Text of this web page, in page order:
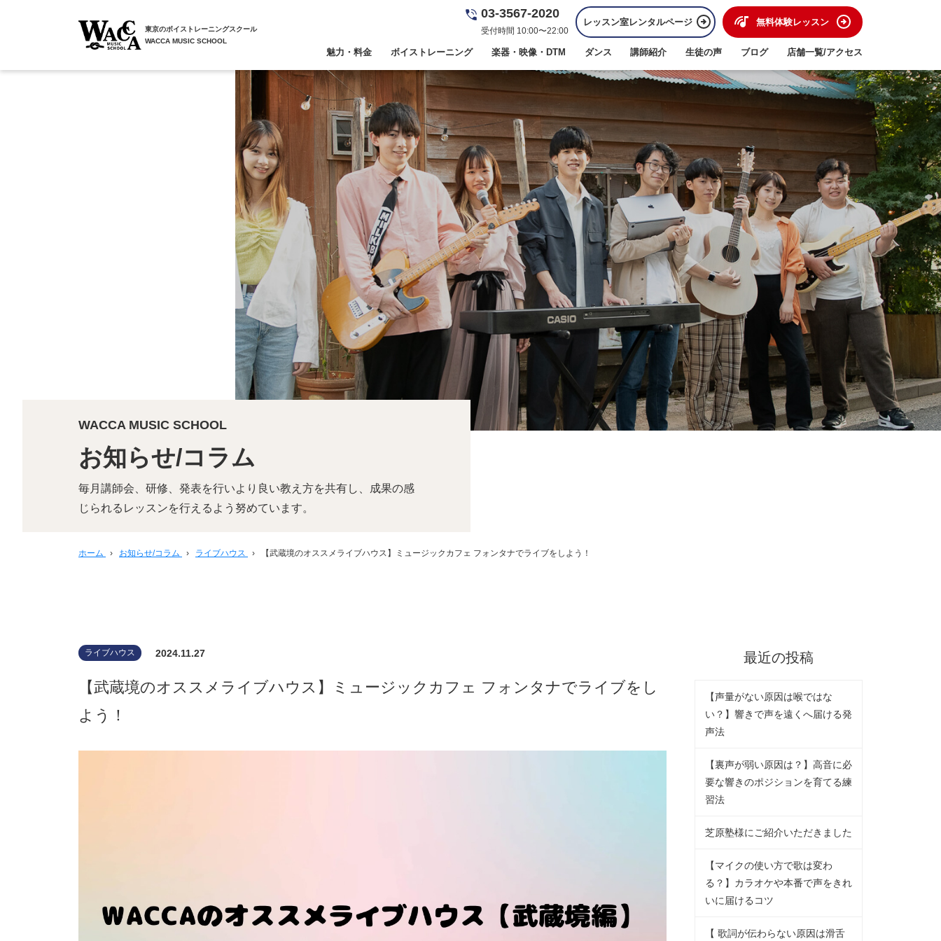
東京のボイストレーニングスクール
WACCA MUSIC SCHOOL
03-3567-2020
受付時間 10:00〜22:00
レッスン室レンタルページ 無料体験レッスン
魅力・料金 ボイストレーニング 楽器・映像・DTM ダンス 講師紹介 生徒の声 ブログ 店舗一覧/アクセス
WACCA MUSIC SCHOOL
お知らせ/コラム
毎月講師会、研修、発表を行いより良い教え方を共有し、成果の感
じられるレッスンを行えるよう努めています。
ホーム › お知らせ/コラム › ライブハウス › 【武蔵境のオススメライブハウス】ミュージックカフェ フォンタナでライブをしよう！
ライブハウス 2024.11.27
【武蔵境のオススメライブハウス】ミュージックカフェ フォンタナでライブをし
よう！
最近の投稿
【声量がない原因は喉ではな
い？】響きで声を遠くへ届ける発
声法
【裏声が弱い原因は？】高音に必
要な響きのポジションを育てる練
習法
芝原塾様にご紹介いただきました
【マイクの使い方で歌は変わ
る？】カラオケや本番で声をきれ
いに届けるコツ
【 歌詞が伝わらない原因は滑舌